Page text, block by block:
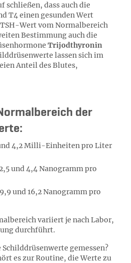
schließen, dass auch die
T4 einen gesunden Wert
Wert vom Normalbereich
Bestimmung auch die
Trijodthyronin
lassen sich im
Anteil des Blutes,
der
4,2 Milli-Einheiten pro Liter
und 4,4 Nanogramm pro
und 16,2 Nanogramm pro
variiert je nach Labor,
durchführt.
gemessen?
es zur Routine, die Werte zu